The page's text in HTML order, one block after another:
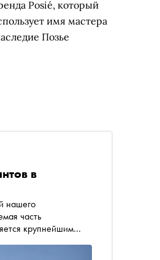
Posié, который
имя мастера
Позье
в
нашего
часть
крупнейшим